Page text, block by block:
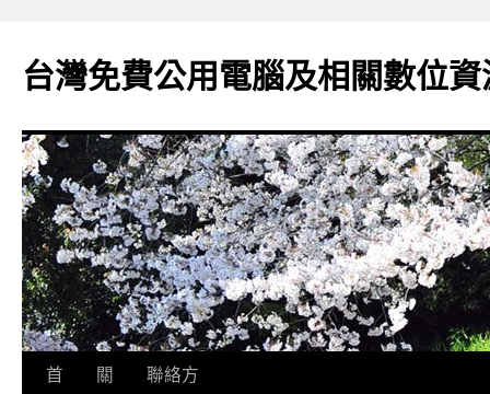
主
要
容
台灣免費公用電腦及相關數位
首
關
聯絡方